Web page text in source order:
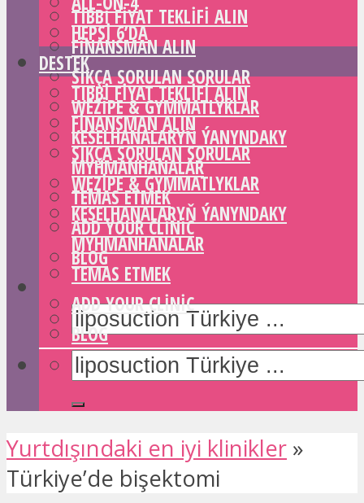
TIBBI FIYAT TEKLIFI ALIN
FINANSMAN ALIN
SIKÇA SORULAN SORULAR
WEZIPE & GYMMATLYKLAR
KESELHANALARYŇ ÝANYNDAKY
MYHMANHANALAR
TEMAS ETMEK
ADD YOUR CLINIC
BLOG
HEPSI 6’DA
DESTEK
TIBBI FIYAT TEKLIFI ALIN
FINANSMAN ALIN
SIKÇA SORULAN SORULAR
WEZIPE & GYMMATLYKLAR
KESELHANALARYŇ ÝANYNDAKY
MYHMANHANALAR
TEMAS ETMEK
ADD YOUR CLINIC
BLOG
Yurtdışındaki en iyi klinikler »
Türkiye’de bişektomi